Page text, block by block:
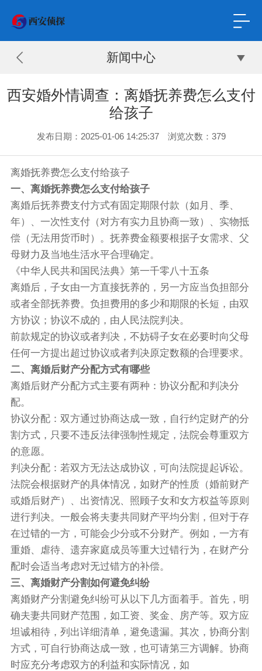
新闻中心
西安婚外情调查：离婚抚养费怎么支付
给孩子
发布日期：2025-01-06 14:25:37 浏览次数：379
离婚抚养费怎么支付给孩子
一、离婚抚养费怎么支付给孩子
离婚后抚养费支付方式有固定期限付款（如月、季、
年）、一次性支付（对方有实力且协商一致）、实物抵
偿（无法用货币时）。抚养费金额要根据子女需求、父
母财力及当地生活水平合理确定。
《中华人民共和国民法典》第一千零八十五条
离婚后，子女由一方直接抚养的，另一方应当负担部分
或者全部抚养费。负担费用的多少和期限的长短，由双
方协议；协议不成的，由人民法院判决。
前款规定的协议或者判决，不妨碍子女在必要时向父母
任何一方提出超过协议或者判决原定数额的合理要求。
二、离婚后财产分配方式有哪些
离婚后财产分配方式主要有两种：协议分配和判决分
配。
协议分配：双方通过协商达成一致，自行约定财产的分
割方式，只要不违反法律强制性规定，法院会尊重双方
的意愿。
判决分配：若双方无法达成协议，可向法院提起诉讼。
法院会根据财产的具体情况，如财产的性质（婚前财产
或婚后财产）、出资情况、照顾子女和女方权益等原则
进行判决。一般会将夫妻共同财产平均分割，但对于存
在过错的一方，可能会少分或不分财产。例如，一方有
重婚、虐待、遗弃家庭成员等重大过错行为，在财产分
配时会适当考虑对无过错方的补偿。
三、离婚财产分割如何避免纠纷
离婚财产分割避免纠纷可从以下几方面着手。首先，明
确夫妻共同财产范围，如工资、奖金、房产等。双方应
坦诚相待，列出详细清单，避免遗漏。其次，协商分割
方式，可自行协商达成一致，也可请第三方调解。协商
时应充分考虑双方的利益和实际情况，如